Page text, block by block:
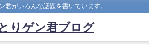
君がいろんな話題を書いています。
りゲン君ブログ